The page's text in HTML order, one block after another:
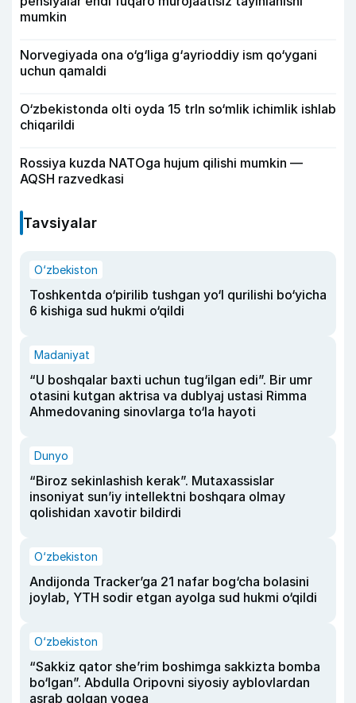
mumkin
Norvegiyada ona o‘g‘liga g‘ayrioddiy ism qo‘ygani
uchun qamaldi
O‘zbekistonda olti oyda 15 trln so‘mlik ichimlik ishlab
chiqarildi
Rossiya kuzda NATOga hujum qilishi mumkin —
AQSH razvedkasi
Tavsiyalar
O‘zbekiston
Toshkentda o‘pirilib tushgan yo‘l qurilishi bo‘yicha
6 kishiga sud hukmi o‘qildi
Madaniyat
“U boshqalar baxti uchun tug‘ilgan edi”. Bir umr
otasini kutgan aktrisa va dublyaj ustasi Rimma
Ahmedovaning sinovlarga to‘la hayoti
Dunyo
“Biroz sekinlashish kerak”. Mutaxassislar
insoniyat sun’iy intellektni boshqara olmay
qolishidan xavotir bildirdi
O‘zbekiston
Andijonda Tracker’ga 21 nafar bog‘cha bolasini
joylab, YTH sodir etgan ayolga sud hukmi o‘qildi
O‘zbekiston
“Sakkiz qator she’rim boshimga sakkizta bomba
bo‘lgan”. Abdulla Oripovni siyosiy ayblovlardan
asrab qolgan voqea